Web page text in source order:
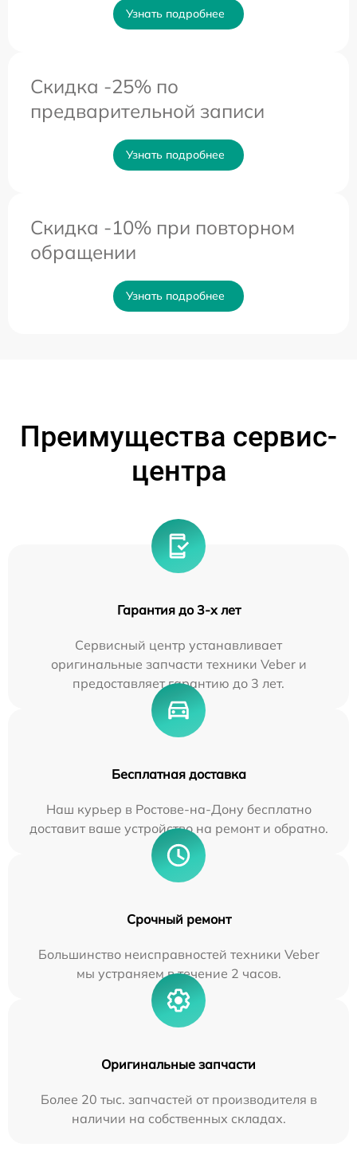
Узнать подробнее
Скидка -25% по
предварительной записи
Узнать подробнее
Скидка -10% при повторном
обращении
Узнать подробнее
Преимущества сервис-
центра
Гарантия до 3-х лет
Сервисный центр устанавливает
оригинальные запчасти техники Veber и
предоставляет гарантию до 3 лет.
Бесплатная доставка
Наш курьер в Ростове-на-Дону бесплатно
доставит ваше устройство на ремонт и обратно.
Срочный ремонт
Большинство неисправностей техники Veber
мы устраняем в течение 2 часов.
Оригинальные запчасти
Более 20 тыс. запчастей от производителя в
наличии на собственных складах.